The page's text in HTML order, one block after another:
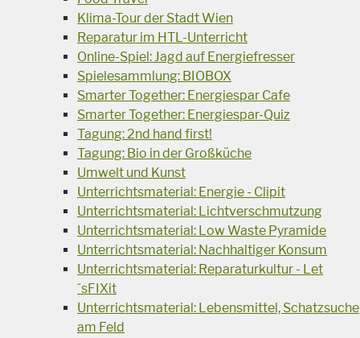
Klima-Tour der Stadt Wien
Reparatur im HTL-Unterricht
Online-Spiel: Jagd auf Energiefresser
Spielesammlung: BIOBOX
Smarter Together: Energiespar Cafe
Smarter Together: Energiespar-Quiz
Tagung: 2nd hand first!
Tagung: Bio in der Großküche
Umwelt und Kunst
Unterrichtsmaterial: Energie - Clipit
Unterrichtsmaterial: Lichtverschmutzung
Unterrichtsmaterial: Low Waste Pyramide
Unterrichtsmaterial: Nachhaltiger Konsum
Unterrichtsmaterial: Reparaturkultur - Let
´sFIXit
Unterrichtsmaterial: Lebensmittel, Schatzsuche
am Feld